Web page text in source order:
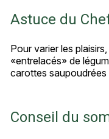
Astuce du
Pour varier les
«entrelacés» de
carottes
Conseil du